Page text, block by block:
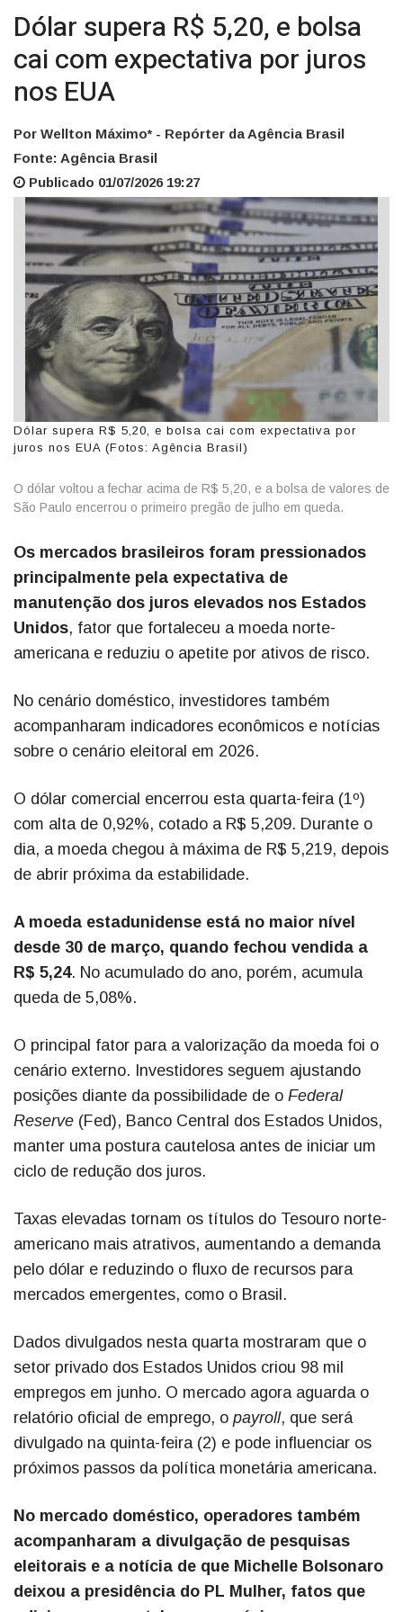
Dólar supera R$ 5,20, e bolsa
cai com expectativa por juros
nos EUA
Por Wellton Máximo* - Repórter da Agência Brasil
Fonte: Agência Brasil
Publicado 01/07/2026 19:27
Dólar supera R$ 5,20, e bolsa cai com expectativa por
juros nos EUA (Fotos: Agência Brasil)
O dólar voltou a fechar acima de R$ 5,20, e a bolsa de valores de
São Paulo encerrou o primeiro pregão de julho em queda.
Os mercados brasileiros foram pressionados
principalmente pela expectativa de
manutenção dos juros elevados nos Estados
Unidos, fator que fortaleceu a moeda norte-
americana e reduziu o apetite por ativos de risco.
No cenário doméstico, investidores também
acompanharam indicadores econômicos e notícias
sobre o cenário eleitoral em 2026.
O dólar comercial encerrou esta quarta-feira (1º)
com alta de 0,92%, cotado a R$ 5,209. Durante o
dia, a moeda chegou à máxima de R$ 5,219, depois
de abrir próxima da estabilidade.
A moeda estadunidense está no maior nível
desde 30 de março, quando fechou vendida a
R$ 5,24. No acumulado do ano, porém, acumula
queda de 5,08%.
O principal fator para a valorização da moeda foi o
cenário externo. Investidores seguem ajustando
posições diante da possibilidade de o Federal
Reserve (Fed), Banco Central dos Estados Unidos,
manter uma postura cautelosa antes de iniciar um
ciclo de redução dos juros.
Taxas elevadas tornam os títulos do Tesouro norte-
americano mais atrativos, aumentando a demanda
pelo dólar e reduzindo o fluxo de recursos para
mercados emergentes, como o Brasil.
Dados divulgados nesta quarta mostraram que o
setor privado dos Estados Unidos criou 98 mil
empregos em junho. O mercado agora aguarda o
relatório oficial de emprego, o payroll, que será
divulgado na quinta-feira (2) e pode influenciar os
próximos passos da política monetária americana.
No mercado doméstico, operadores também
acompanharam a divulgação de pesquisas
eleitorais e a notícia de que Michelle Bolsonaro
deixou a presidência do PL Mulher, fatos que